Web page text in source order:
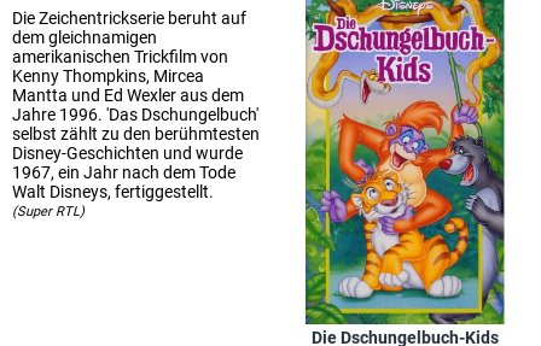
Die Dschungelbuch-Kids
Die Zeichentrickserie beruht auf
dem gleichnamigen
amerikanischen Trickfilm von
Kenny Thompkins, Mircea
Mantta und Ed Wexler aus dem
Jahre 1996. 'Das Dschungelbuch'
selbst zählt zu den berühmtesten
Disney-Geschichten und wurde
1967, ein Jahr nach dem Tode
Walt Disneys, fertiggestellt.
(Super RTL)